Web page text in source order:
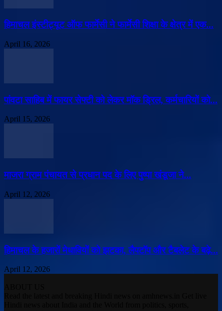
हिमाचल इंस्टीट्यूट ऑफ फार्मेसी ने फार्मेसी शिक्षा के क्षेत्र में एक...
April 16, 2026
पांवटा साहिब में फायर सेफ्टी को लेकर मॉक ड्रिल, कर्मचारियों को...
April 15, 2026
माजरा ग्राम पंचायत से प्रधान पद के लिए पुष्पा खंडूजा ने...
April 12, 2026
हिमाचल के हजारों मेधावियों को झटका, लैपटॉप और टैबलेट के बढ़े...
April 12, 2026